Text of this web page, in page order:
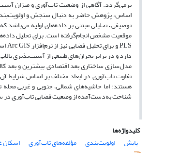
برمی‌گردد. آگاهی از وضعیت تاب‌آوری و میزان
اساس، پژوهش حاضر به دنبال سنجش و
توصیفی – تحلیلی مبتنی بر داده‌های اولیه
دارد و در برابر بحران‌های طبیعی از آسیب‌پذیری
مدل‌سازی ساختاری بعد اقتصادی بیشترین و بعد
تفاوت تاب‌آوری در ابعاد مختلف بر اساس شرایط
هستند؛ اما حاشیه‌های شمالی، جنوبی و غربی
شناخت به‌دست‌آمده از وضعیت فضایی تاب‌آوری در
کلیدواژه‌ها
پایش
اولویت‌بندی مؤلفه‌های تاب‌آوری اسکان